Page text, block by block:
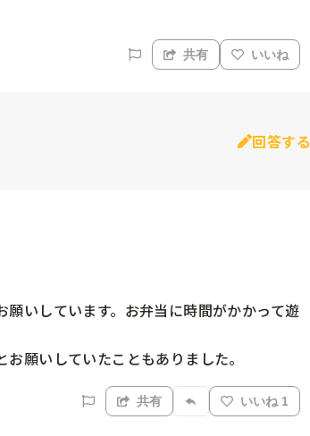
共有 いいね
回答する
いしています。お弁当に時間がかかって遊
願いしていたこともありました。
共有 いいね 1